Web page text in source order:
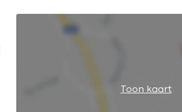
Toon kaart